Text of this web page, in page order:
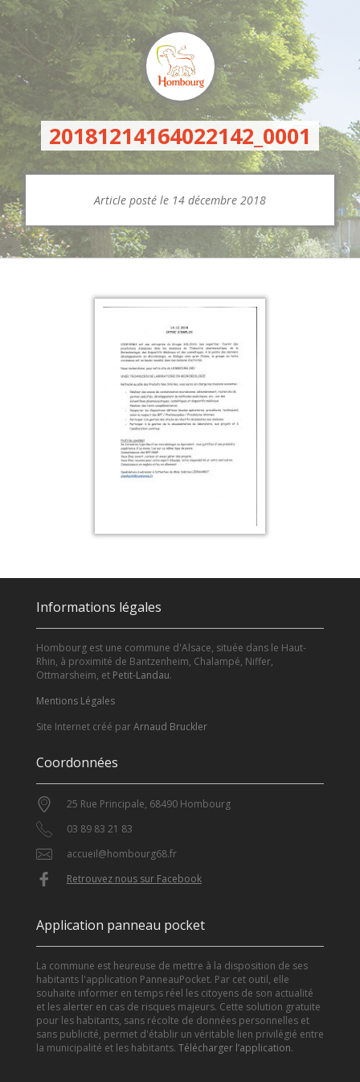
20181214164022142_0001
Article posté le 14 décembre 2018
Informations légales
Hombourg est une commune d'Alsace, située dans le Haut-
Rhin, à proximité de Bantzenheim, Chalampé, Niffer,
Ottmarsheim, et Petit-Landau.
Mentions Légales
Site Internet créé parArnaud Bruckler
Coordonnées
25 Rue Principale, 68490 Hombourg
03 89 83 21 83
accueil@hombourg68.fr
Retrouvez nous sur Facebook
Application panneau pocket
La commune est heureuse de mettre à la disposition de ses
habitants l'application PanneauPocket. Par cet outil, elle
souhaite informer en temps réel les citoyens de son actualité
et les alerter en cas de risques majeurs. Cette solution gratuite
pour les habitants, sans récolte de données personnelles et
sans publicité, permet d'établir un véritable lien privilégié entre
la municipalité et les habitants. Télécharger l’application.